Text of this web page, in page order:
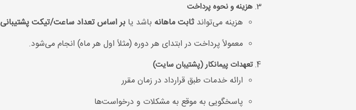
هزینه و نحوه پرداخت
هزینه می‌تواندثابت ماهانه باشد یا بر اساس تعداد ساعت/تیکت پشتیبانی
معمولاً پرداخت در ابتدای هر دوره (مثلاً اول هر ماه) انجام می‌شود.
تعهدات پیمانکار (پشتیبان سایت)
ارائه خدمات طبق قرارداد در زمان مقرر
پاسخگویی به موقع به مشکلات و درخواست‌ها